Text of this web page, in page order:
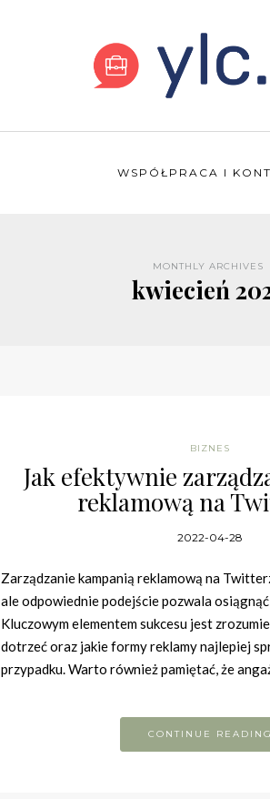
WSPÓŁPRACA I
MONTHLY ARCHIVES
kwiecień
BIZNES
Jak efektywnie
reklamową na
2022-04-28
Zarządzanie kampanią reklamową na
ale odpowiednie podejście pozwala
Kluczowym elementem sukcesu jest
dotrzeć oraz jakie formy reklamy najlepiej
przypadku. Warto również pamiętać, że
CONTINUE READING